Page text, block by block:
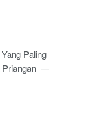
Paling
Priangan —